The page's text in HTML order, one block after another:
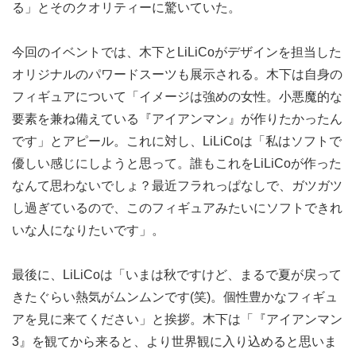
る」とそのクオリティーに驚いていた。
今回のイベントでは、木下とLiLiCoがデザインを担当した
オリジナルのパワードスーツも展示される。木下は自身の
フィギュアについて「イメージは強めの女性。小悪魔的な
要素を兼ね備えている『アイアンマン』が作りたかったん
です」とアピール。これに対し、LiLiCoは「私はソフトで
優しい感じにしようと思って。誰もこれをLiLiCoが作った
なんて思わないでしょ？最近フラれっぱなしで、ガツガツ
し過ぎているので、このフィギュアみたいにソフトできれ
いな人になりたいです」。
最後に、LiLiCoは「いまは秋ですけど、まるで夏が戻って
きたぐらい熱気がムンムンです(笑)。個性豊かなフィギュ
アを見に来てください」と挨拶。木下は「『アイアンマン
3』を観てから来ると、より世界観に入り込めると思いま